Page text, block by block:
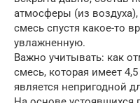
атмосферы (из
смесь спустя какое-то
увлажненную.
Важно учитывать: как
смесь, которая имеет
является непригодной